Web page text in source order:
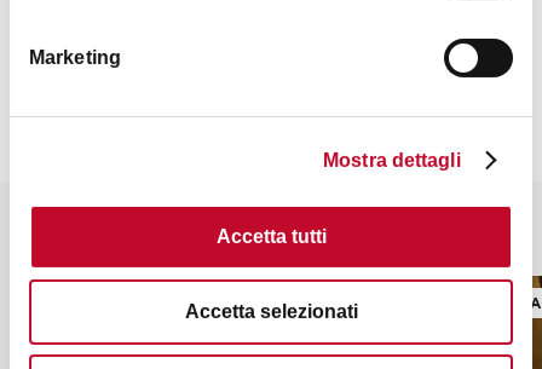
Marketing
Mostra dettagli
Accetta tutti
Accetta selezionati
Potrebbe interessarti anche
ENOTECA